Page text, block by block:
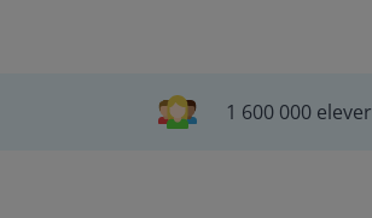
1 600 000 elever